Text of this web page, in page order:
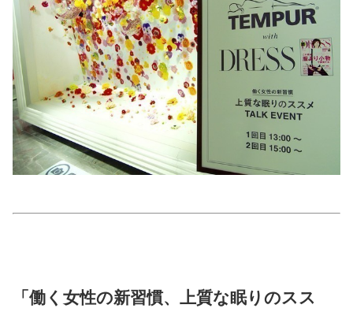
妊娠/出産/家族
ココロ/カラダ
グルメ
トラベル
性と愛
「働く女性の新習慣、上質な眠りのスス